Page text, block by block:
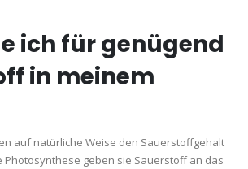
ich für genügend
in meinem
auf natürliche Weise den Sauerstoffgehalt
Photosynthese geben sie Sauerstoff an das